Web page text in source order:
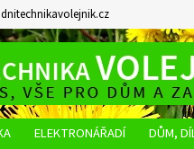
ELEKTRONÁŘADÍ DŮM,